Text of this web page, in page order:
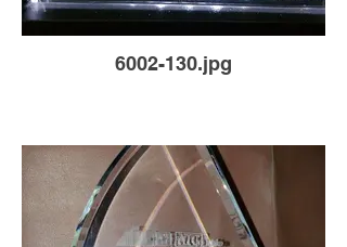
6002-130.jpg